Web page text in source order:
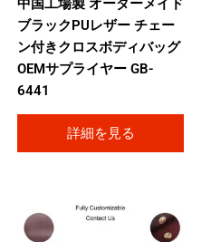
中国工場製 オーダーメイド
ブラックPUレザー チェー
ン付きクロスボディバッグ
OEMサプライヤー GB-
6441
詳細を見る